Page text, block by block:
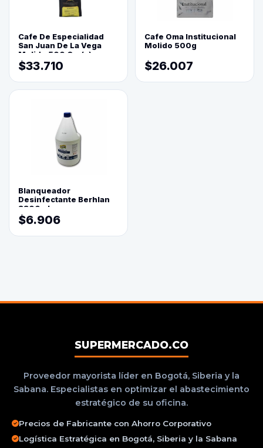
Cafe De Especialidad
San Juan De La Vega
Molido 500 Grs(=)
$33.710
Cafe Oma Institucional
Molido 500g
$26.007
Blanqueador
Desinfectante Berhlan
3800ml
$6.906
SUPERMERCADO.CO
Proveedor mayorista líder en Bogotá, Siberia y la
Sabana. Especialistas en optimizar el abastecimiento
estratégico de su oficina.
Precios de Fabricante con Ahorro Corporativo
Logística Estratégica en Bogotá, Siberia y la Sabana